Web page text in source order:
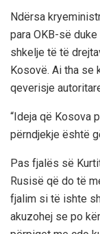
Ndërsa
para OKB-së
shkelje të të
Kosovë. Ai tha se
qeverisje
“Ideja që Kosova
përndjekje është
Pas fjalës së
Rusisë që do të
fjalim si të ishte
akuzohej se po